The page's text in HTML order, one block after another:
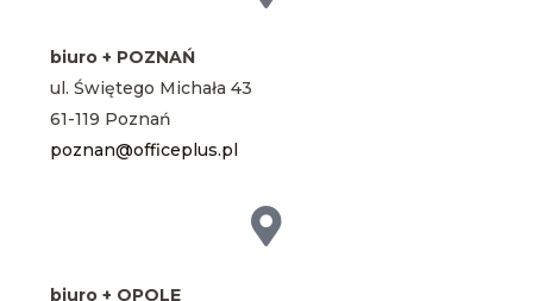
biuro + POZNAŃ
ul. Świętego Michała 43
61-119 Poznań
poznan@officeplus.pl
biuro + OPOLE